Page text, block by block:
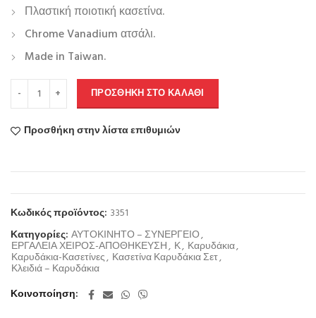
Πλαστική ποιοτική κασετίνα.
Chrome Vanadium ατσάλι.
Made in Taiwan.
ΠΡΟΣΘΉΚΗ ΣΤΟ ΚΑΛΆΘΙ
Προσθήκη στην λίστα επιθυμιών
Κωδικός προϊόντος: 3351
Κατηγορίες: ΑΥΤΟΚΙΝΗΤΟ – ΣΥΝΕΡΓΕΙΟ,
ΕΡΓΑΛΕΙΑ ΧΕΙΡΟΣ-ΑΠΟΘΗΚΕΥΣΗ, Κ, Καρυδάκια,
Καρυδάκια-Κασετίνες, Κασετίνα Καρυδάκια Σετ,
Κλειδιά – Καρυδάκια
Κοινοποίηση